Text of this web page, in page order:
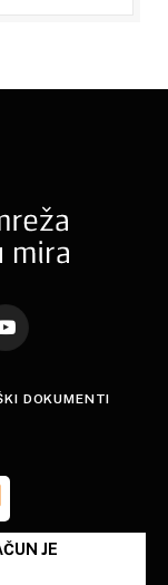
YouTube
DOKUMENTI
JE